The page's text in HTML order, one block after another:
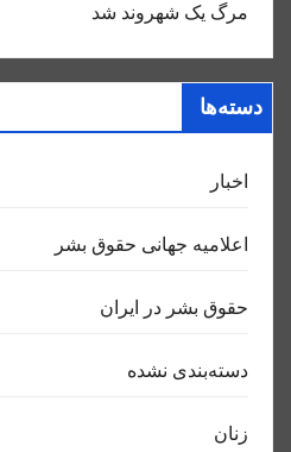
مرگ یک شهروند شد
دسته‌ها
اخبار
اعلاميه جهانی حقوق بشر
حقوق بشر در ایران
دسته‌بندی نشده
زنان